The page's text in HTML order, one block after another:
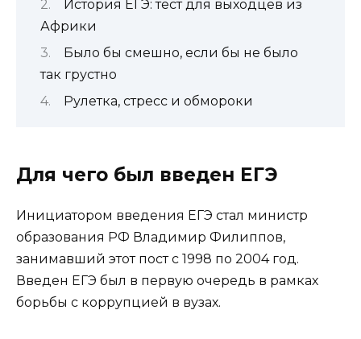
История ЕГЭ: тест для выходцев из
Африки
Было бы смешно, если бы не было
так грустно
Рулетка, стресс и обмороки
Для чего был введен ЕГЭ
Инициатором введения ЕГЭ стал министр
образования РФ Владимир Филиппов,
занимавший этот пост с 1998 по 2004 год.
Введен ЕГЭ был в первую очередь в рамках
борьбы с коррупцией в вузах.